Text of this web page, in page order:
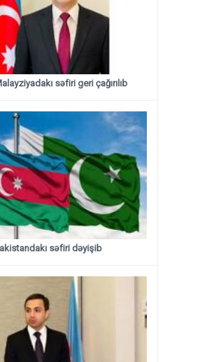
səfiri geri çağırılıb
səfiri dəyişib